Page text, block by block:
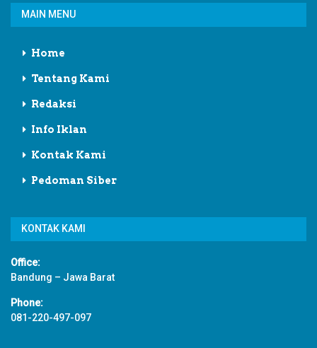
MAIN MENU
Home
Tentang Kami
Redaksi
Info Iklan
Kontak Kami
Pedoman Siber
KONTAK KAMI
Office:
Bandung – Jawa Barat
Phone:
081-220-497-097